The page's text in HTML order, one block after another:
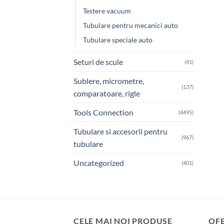
Testere vacuum
Tubulare pentru mecanici auto
Tubulare speciale auto
Seturi de scule (41)
Sublere, micrometre,
comparatoare, rigle
(137)
Tools Connection (4495)
Tubulare si accesorii pentru
tubulare
(967)
Uncategorized (401)
CELE MAI NOI PRODUSE